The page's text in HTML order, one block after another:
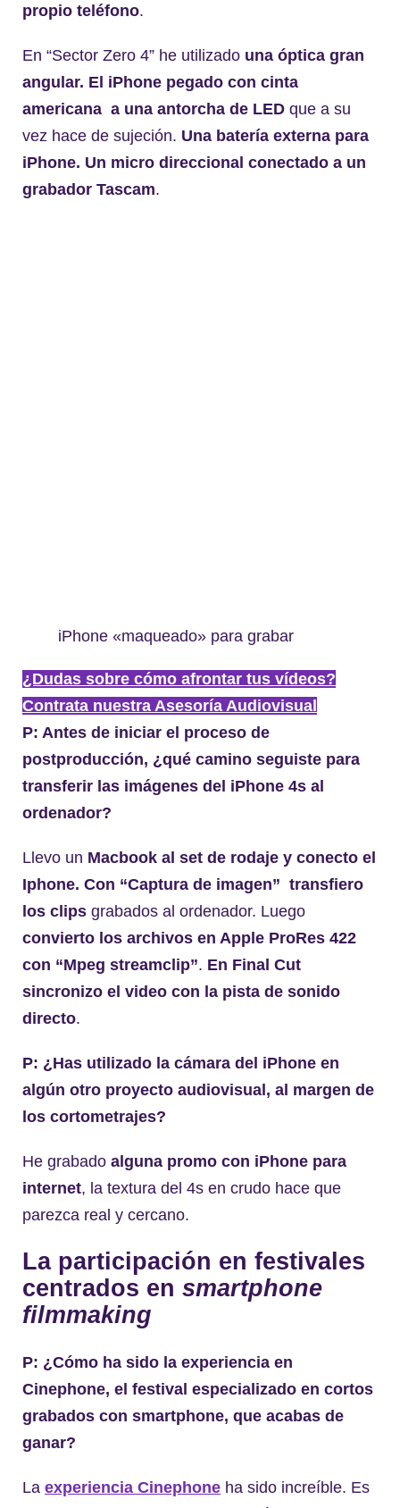
propio teléfono.
En “Sector Zero 4” he utilizado una óptica gran
angular. El iPhone pegado con cinta
americana a una antorcha de LED que a su
vez hace de sujeción. Una batería externa para
iPhone. Un micro direccional conectado a un
grabador Tascam.
iPhone «maqueado» para grabar
¿Dudas sobre cómo afrontar tus vídeos?
Contrata nuestra Asesoría Audiovisual
P: Antes de iniciar el proceso de
postproducción, ¿qué camino seguiste para
transferir las imágenes del iPhone 4s al
ordenador?
Llevo un Macbook al set de rodaje y conecto el
Iphone. Con “Captura de imagen” transfiero
los clips grabados al ordenador. Luego
convierto los archivos en Apple ProRes 422
con “Mpeg streamclip”. En Final Cut
sincronizo el video con la pista de sonido
directo.
P: ¿Has utilizado la cámara del iPhone en
algún otro proyecto audiovisual, al margen de
los cortometrajes?
He grabado alguna promo con iPhone para
internet, la textura del 4s en crudo hace que
parezca real y cercano.
La participación en festivales
centrados en smartphone
filmmaking
P: ¿Cómo ha sido la experiencia en
Cinephone, el festival especializado en cortos
grabados con smartphone, que acabas de
ganar?
La experiencia Cinephone ha sido increíble. Es